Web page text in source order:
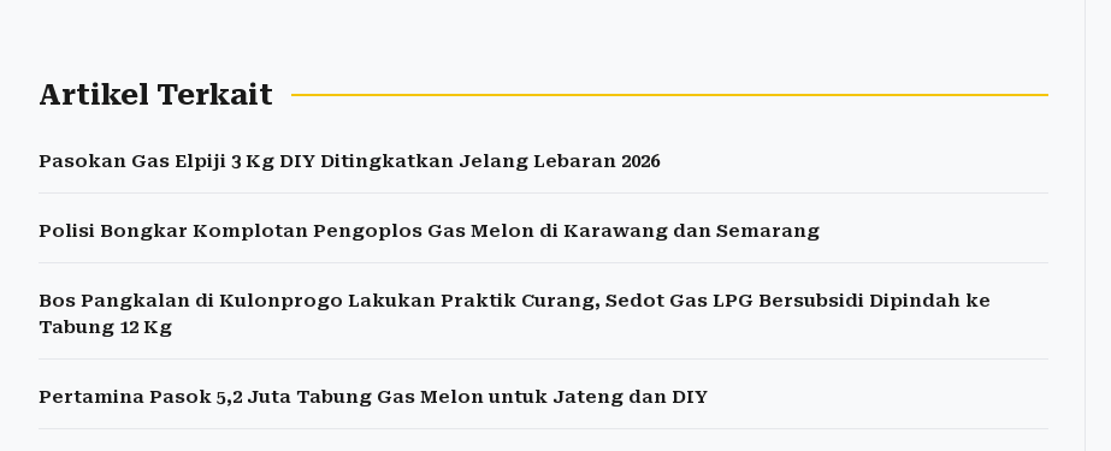
Artikel Terkait
Pasokan Gas Elpiji 3 Kg DIY Ditingkatkan Jelang Lebaran 2026
Polisi Bongkar Komplotan Pengoplos Gas Melon di Karawang dan Semarang
Bos Pangkalan di Kulonprogo Lakukan Praktik Curang, Sedot Gas LPG Bersubsidi Dipindah ke
Tabung 12 Kg
Pertamina Pasok 5,2 Juta Tabung Gas Melon untuk Jateng dan DIY